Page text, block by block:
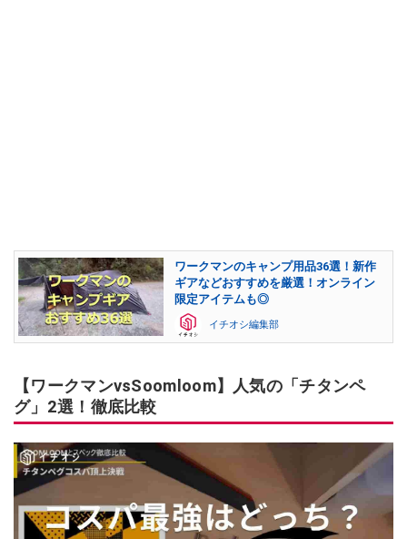
ワークマンのキャンプ用品36選！新作
ギアなどおすすめを厳選！オンライン
限定アイテムも◎
イチオシ編集部
【ワークマンvsSoomloom】人気の「チタンペ
グ」2選！徹底比較